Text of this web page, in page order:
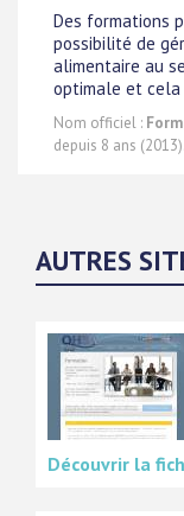
Des formations
possibilité de
alimentaire au
optimale et cela
Nom officiel :
depuis 8 ans (2013).
AUTRES
Découvrir la